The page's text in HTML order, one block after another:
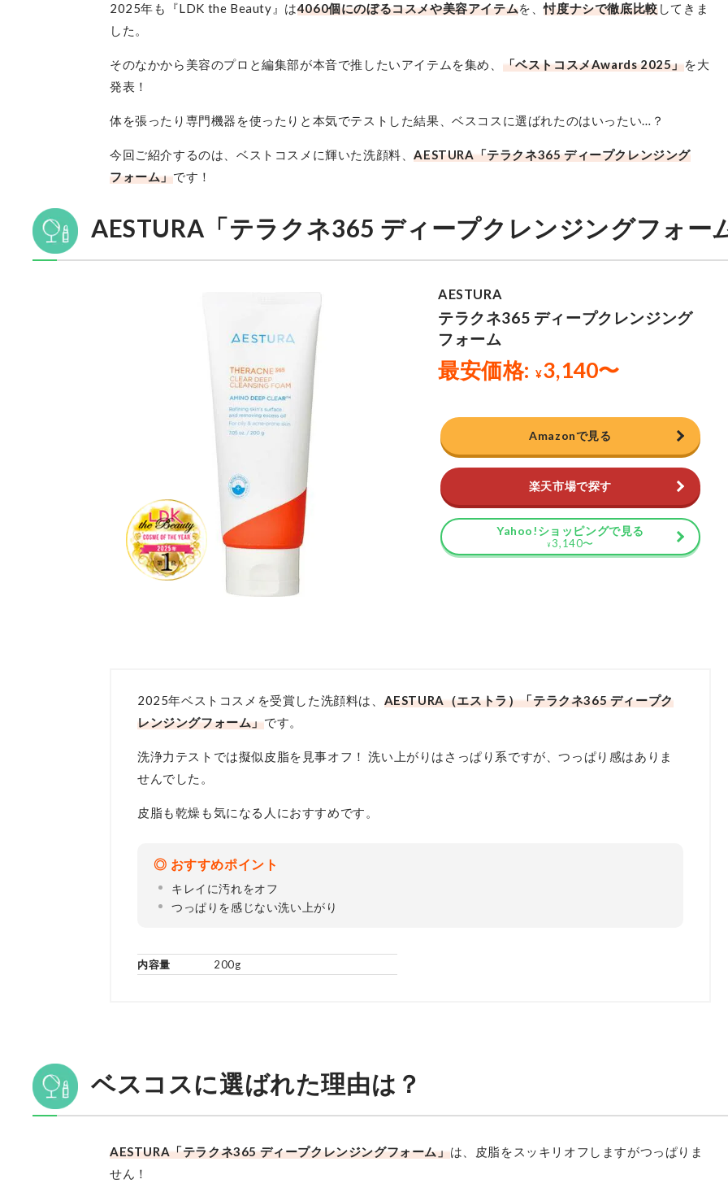
2025年も『LDK the Beauty』は4060個にのぼるコスメや美容アイテムを、忖度ナシで徹底比較してきま
した。
そのなかから美容のプロと編集部が本音で推したいアイテムを集め、 「ベストコスメAwards 2025」を大
発表！
体を張ったり専門機器を使ったりと本気でテストした結果、ベスコスに選ばれたのはいったい…？
今回ご紹介するのは、ベストコスメに輝いた洗顔料、AESTURA「テラクネ365 ディープクレンジング
フォーム」です！
AESTURA「テラクネ365 ディープクレンジングフォー
最安価格: 3,140〜
Amazonで見る
楽天市場で探す
Yahoo!ショッピングで見る
¥3,140〜
2025年ベストコスメを受賞した洗顔料は、 AESTURA（エストラ）「テラクネ365 ディープク
レンジングフォーム」です。
洗浄力テストでは擬似皮脂を見事オフ！ 洗い上がりはさっぱり系ですが、つっぱり感はありま
せんでした。
皮脂も乾燥も気になる人におすすめです。
おすすめポイント
キレイに汚れをオフ
つっぱりを感じない洗い上がり
内容量 200g
ベスコスに選ばれた理由は？
AESTURA「テラクネ365 ディープクレンジングフォーム」は、皮脂をスッキリオフしますがつっぱりま
せん！